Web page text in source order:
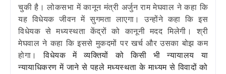
चुकी है। लोकसभा में कानून मंत्री अर्जुन राम मेघवाल ने कहा कि
यह विधेयक जीवन में सुगमता लाएगा। उन्होंने कहा कि इस
विधेयक से मध्यस्थता केंद्रों को कानूनी मदद मिलेगी। श्री
मेघवाल ने कहा कि इससे मुकदमों पर खर्च और उसका बोझ कम
होगा।विधेयक में व्यक्तियों को किसी भी न्यायालय या
न्यायाधिकरण में जाने से पहले मध्यस्थता के माध्यम से विवादों को